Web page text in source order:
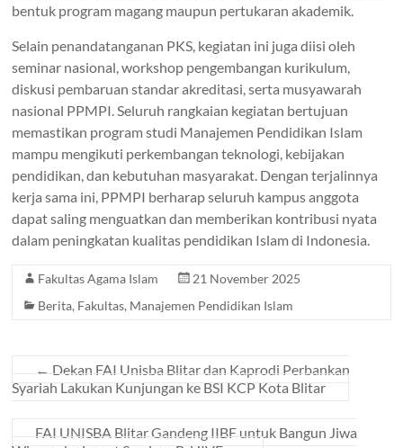
bentuk program magang maupun pertukaran akademik.
Selain penandatanganan PKS, kegiatan ini juga diisi oleh
seminar nasional, workshop pengembangan kurikulum,
diskusi pembaruan standar akreditasi, serta musyawarah
nasional PPMPI. Seluruh rangkaian kegiatan bertujuan
memastikan program studi Manajemen Pendidikan Islam
mampu mengikuti perkembangan teknologi, kebijakan
pendidikan, dan kebutuhan masyarakat. Dengan terjalinnya
kerja sama ini, PPMPI berharap seluruh kampus anggota
dapat saling menguatkan dan memberikan kontribusi nyata
dalam peningkatan kualitas pendidikan Islam di Indonesia.
Fakultas Agama Islam
21 November 2025
Berita, Fakultas, Manajemen Pendidikan Islam
← Dekan FAI Unisba Blitar dan Kaprodi Perbankan
Syariah Lakukan Kunjungan ke BSI KCP Kota Blitar
FAI UNISBA Blitar Gandeng IIBF untuk Bangun Jiwa